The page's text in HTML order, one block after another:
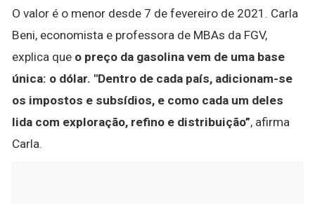
O valor é o menor desde 7 de fevereiro de 2021. Carla
Beni, economista e professora de MBAs da FGV,
explica que o preço da gasolina vem de uma base
única: o dólar. "Dentro de cada país, adicionam-se
os impostos e subsídios, e como cada um deles
lida com exploração, refino e distribuição”, afirma
Carla.